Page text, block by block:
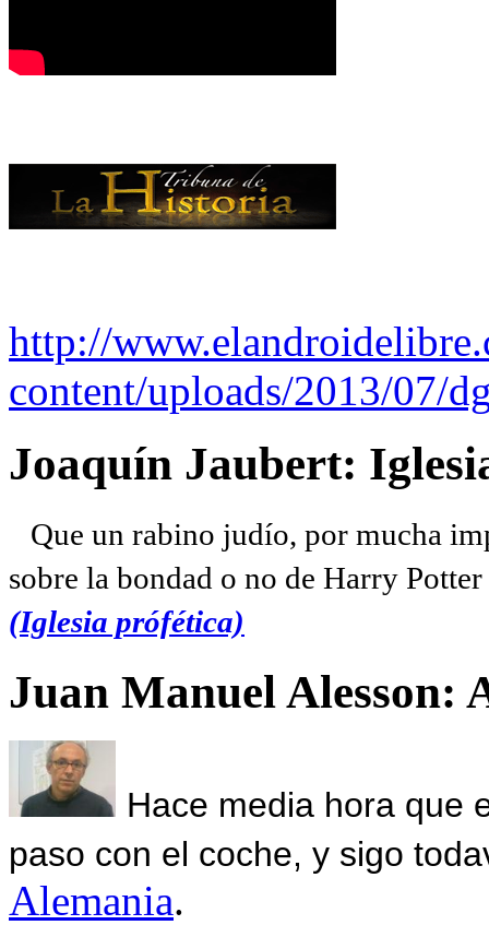
http://
content/uploads/2013/07/
Joaquín Jaubert:
Que un rabino judío, por mucha
sobre la bondad o no de Harry
(Iglesia prófética)
Juan Manuel Alesson:
Hace media hora que
paso con el coche, y sigo
Alemania.